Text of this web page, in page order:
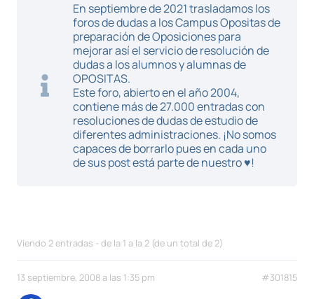
En septiembre de 2021 trasladamos los
foros de dudas a los Campus Opositas de
preparación de Oposiciones para
mejorar así el servicio de resolución de
dudas a los alumnos y alumnas de
OPOSITAS.
Este foro, abierto en el año 2004,
contiene más de 27.000 entradas con
resoluciones de dudas de estudio de
diferentes administraciones. ¡No somos
capaces de borrarlo pues en cada uno
de sus post está parte de nuestro ♥!
Viendo 2 entradas - de la 1 a la 2 (de un total de 2)
13 septiembre, 2008 a las 1:35 pm #301815